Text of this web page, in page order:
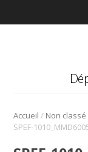
Accueil / Non classé
SPEF-